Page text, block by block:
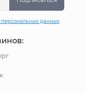
персональных данных